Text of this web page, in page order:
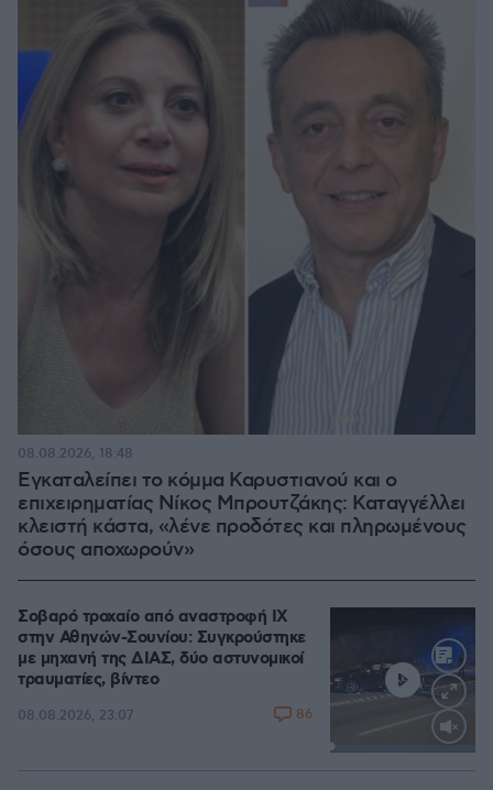
Εγκαταλείπει το κόμμα Καρυστιανού και ο
επιχειρηματίας Νίκος Μπρουτζάκης: Καταγγέλλει
κλειστή κάστα, «λένε προδότες και πληρωμένους
όσους αποχωρούν»
08.08.2026, 18:48
Σοβαρό τροχαίο από αναστροφή ΙΧ
στην Αθηνών-Σουνίου: Συγκρούστηκε
με μηχανή της ΔΙΑΣ, δύο αστυνομικοί
τραυματίες, βίντεο
08.08.2026, 23:07 86